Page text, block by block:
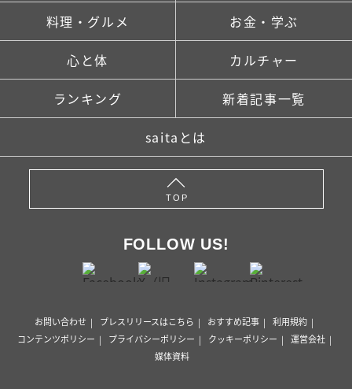
料理・グルメ お金・学ぶ
心と体 カルチャー
ランキング 新着記事一覧
saitaとは
TOP
FOLLOW US!
お問い合わせ プレスリリースはこちら おすすめ記事
利用規約
コンテンツポリシー
プライバシーポリシー クッキーポリシー
運営会社
媒体資料